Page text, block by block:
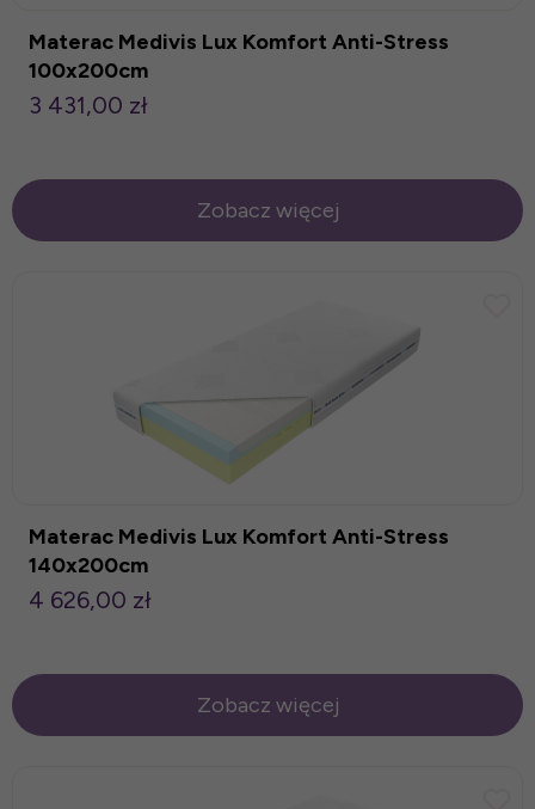
Materac Medivis Lux Komfort Anti-Stress
100x200cm
3 431,00 zł
Zobacz więcej
Materac Medivis Lux Komfort Anti-Stress
140x200cm
4 626,00 zł
Zobacz więcej